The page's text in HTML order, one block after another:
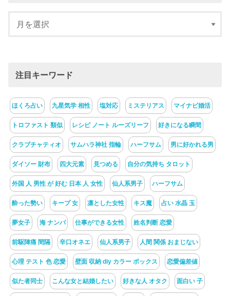
注目キーワード
ほくろ占い 九星気学 相性 塩対応 ミステリアス マイナビ婚活
トロファスト 類似 レシピ ノート ルーズリーフ 好きになる瞬間
クラブチャティオ サムハラ神社 指輪 ハーフサム 男に好かれる男
ダイソー 財布 四大元素 見つめる 自分の気持ち タロット
外国 人 男性 が 好む 日本 人 女性 仙人系男子 ハーフサム
酔った勢い キープ 女 凛とした女性 キス魔 占い 水晶 玉
夢女子 海 ナンパ 仕事ができる女性 姓名判断 恋愛
前駆陣痛 間隔 辛口オネエ 仙人系男子 人間 関係 おまじない
心理 テスト 色 恋愛 壁面 収納 diy カラー ボックス 恋愛偏差値
似た者同士 こんな女と結婚したい 好きな人 オタク 面白い 子